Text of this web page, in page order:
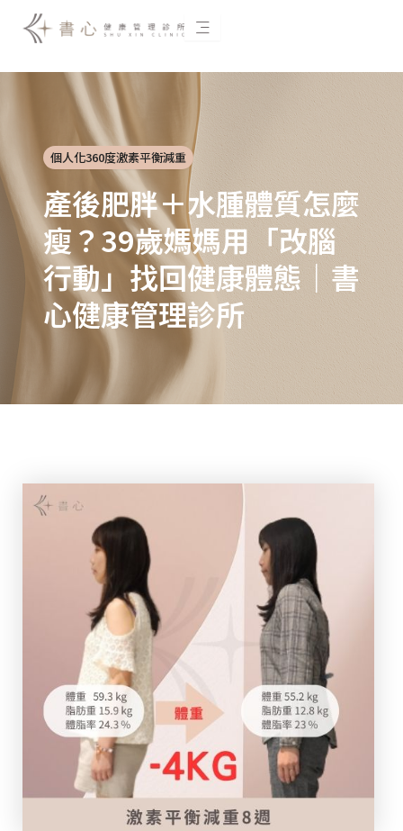
個人化360度激素平衡減重
產後肥胖＋水腫體質怎麼
瘦？39歲媽媽用「改腦
行動」找回健康體態｜書
心健康管理診所